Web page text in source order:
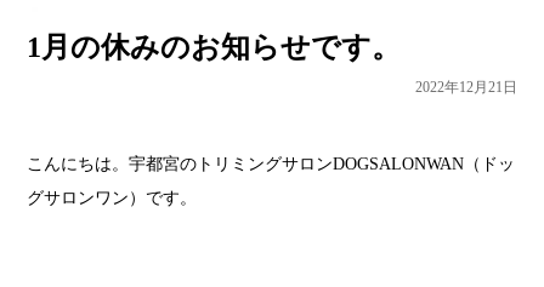
1月の休みのお知らせです。
2022年12月21日
こんにちは。宇都宮のトリミングサロンDOGSALONWAN（ドッ
グサロンワン）です。